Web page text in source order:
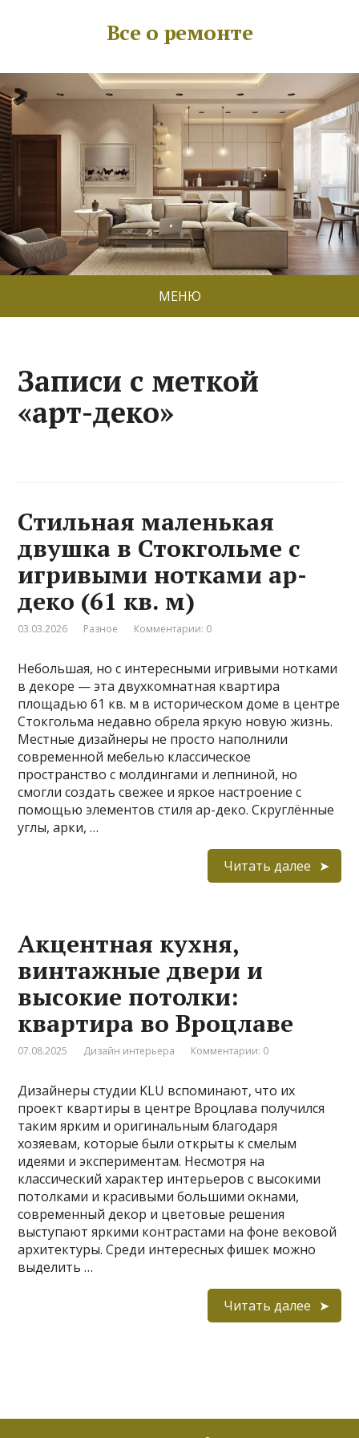
Все о ремонте
МЕНЮ
Записи с меткой
«арт-деко»
Стильная маленькая
двушка в Стокгольме с
игривыми нотками ар-
деко (61 кв. м)
03.03.2026 Разное Комментарии: 0
Небольшая, но с интересными игривыми нотками
в декоре — эта двухкомнатная квартира
площадью 61 кв. м в историческом доме в центре
Стокгольма недавно обрела яркую новую жизнь.
Местные дизайнеры не просто наполнили
современной мебелью классическое
пространство с молдингами и лепниной, но
смогли создать свежее и яркое настроение с
помощью элементов стиля ар-деко. Скруглённые
углы, арки, …
Читать далее
Акцентная кухня,
винтажные двери и
высокие потолки:
квартира во Вроцлаве
07.08.2025 Дизайн интерьера Комментарии: 0
Дизайнеры студии KLU вспоминают, что их
проект квартиры в центре Вроцлава получился
таким ярким и оригинальным благодаря
хозяевам, которые были открыты к смелым
идеями и экспериментам. Несмотря на
классический характер интерьеров с высокими
потолками и красивыми большими окнами,
современный декор и цветовые решения
выступают яркими контрастами на фоне вековой
архитектуры. Среди интересных фишек можно
выделить …
Читать далее